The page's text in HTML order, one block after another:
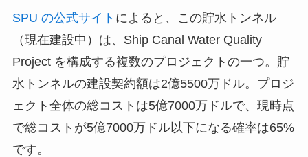
SPU の公式サイト によると、この貯水トンネル
（現在建設中）は、Ship Canal Water Quality
Project を構成する複数のプロジェクトの一つ。貯
水トンネルの建設契約額は2億5500万ドル。プロジ
ェクト全体の総コストは5億7000万ドルで、現時点
で総コストが5億7000万ドル以下になる確率は65%
です。